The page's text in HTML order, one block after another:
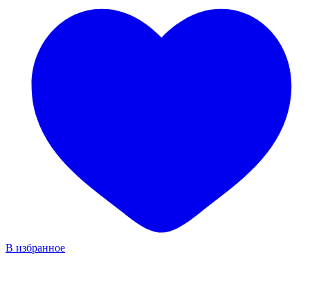
В избранное